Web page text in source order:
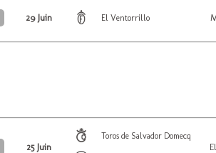
29 Juin El Ventorrillo
25 Juin
Toros de Salvador Domecq